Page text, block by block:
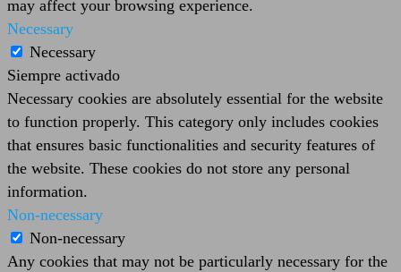
may affect your browsing experience.
Necessary
Necessary
Siempre activado
Necessary cookies are absolutely essential for the website
to function properly. This category only includes cookies
that ensures basic functionalities and security features of
the website. These cookies do not store any personal
information.
Non-necessary
Non-necessary
Any cookies that may not be particularly necessary for the